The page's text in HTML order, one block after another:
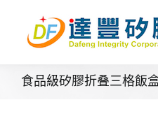
content
食品級矽膠折叠三格飯